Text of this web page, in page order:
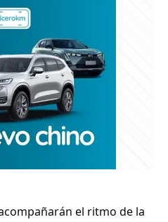
el ritmo de la